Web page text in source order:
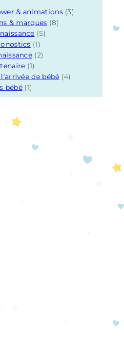
& animations(3)
& marques (8)
(5)
(1)
(2)
(1)
de bébé (4)
bébé(1)